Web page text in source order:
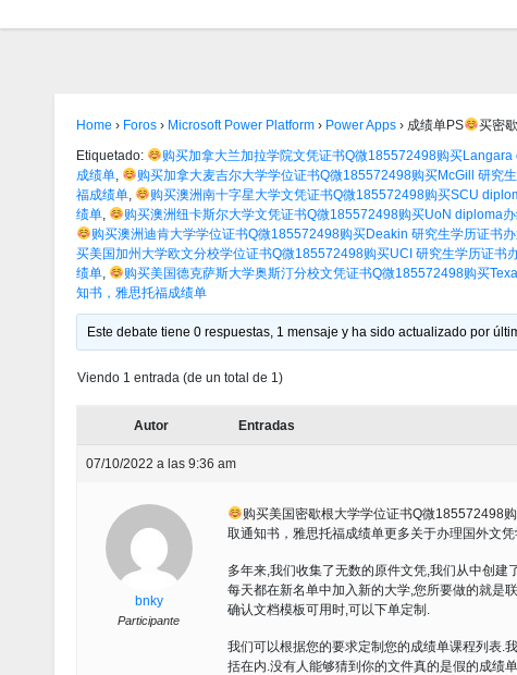
Home › Foros › Microsoft Power Platform › Power Apps › 成绩单PS
买密
Etiquetado:
购买加拿大兰加拉学院文凭证书Q微185572498购买
成绩单,
购买加拿大麦吉尔大学学位证书Q微185572498购买McGill 研究
福成绩单,
购买澳洲南十字星大学文凭证书Q微185572498购买SCU
绩单, 购买澳洲纽卡斯尔大学文凭证书Q微185572498购买UoN diploma
购买澳洲迪肯大学学位证书Q微185572498购买Deakin 研究生学历证书
买美国加州大学欧文分校学位证书Q微185572498购买UCI 研究生学历证
绩单,
购买美国德克萨斯大学奥斯汀分校文凭证书Q微185572498购买
知书，雅思托福成绩单
Este debate tiene 0 respuestas, 1 mensaje y ha sido actualizado por
Viendo 1 entrada (de un total de 1)
Autor Entradas
07/10/2022 a las 9:36 am
bnky
Participante
购买美国密歇根大学学位证书Q微185572498
取通知书，雅思托福成绩单更多关于办理国外文
多年来,我们收集了无数的原件文凭,我们从中创
每天都在新名单中加入新的大学,您所要做的就是
确认文档模板可用时,可以下单定制.
我们可以根据您的要求定制您的成绩单课程列表.
括在内.没有人能够猜到你的文件真的是假的成绩